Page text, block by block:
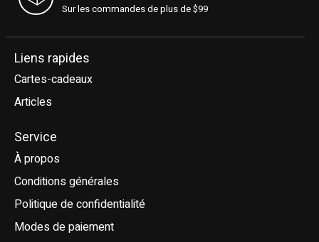
Sur les commandes de plus de $99
Liens rapides
Cartes-cadeaux
Articles
Service
À propos
Conditions générales
Politique de confidentialité
Modes de paiement